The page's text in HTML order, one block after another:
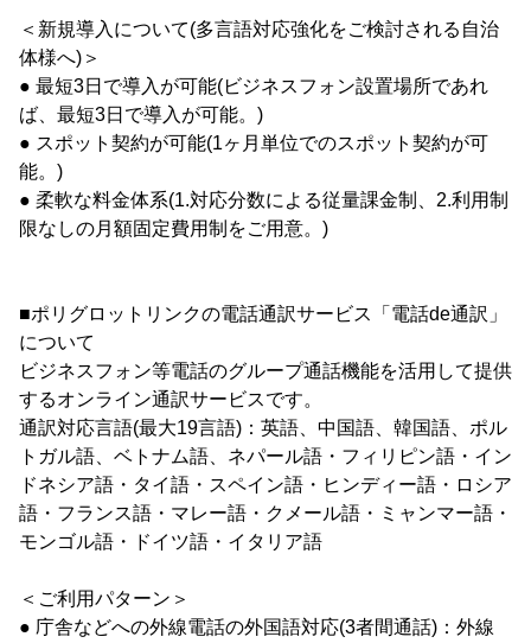
＜新規導入について(多言語対応強化をご検討される自治
体様へ)＞
● 最短3日で導入が可能(ビジネスフォン設置場所であれ
ば、最短3日で導入が可能。)
● スポット契約が可能(1ヶ月単位でのスポット契約が可
能。)
● 柔軟な料金体系(1.対応分数による従量課金制、2.利用制
限なしの月額固定費用制をご用意。)
■ポリグロットリンクの電話通訳サービス「電話de通訳」
について
ビジネスフォン等電話のグループ通話機能を活用して提供
するオンライン通訳サービスです。
通訳対応言語(最大19言語)：英語、中国語、韓国語、ポル
トガル語、ベトナム語、ネパール語・フィリピン語・イン
ドネシア語・タイ語・スペイン語・ヒンディー語・ロシア
語・フランス語・マレー語・クメール語・ミャンマー語・
モンゴル語・ドイツ語・イタリア語
＜ご利用パターン＞
● 庁舎などへの外線電話の外国語対応(3者間通話)：外線